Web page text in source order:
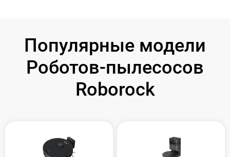
Популярные модели
Роботов-пылесосов
Roborock